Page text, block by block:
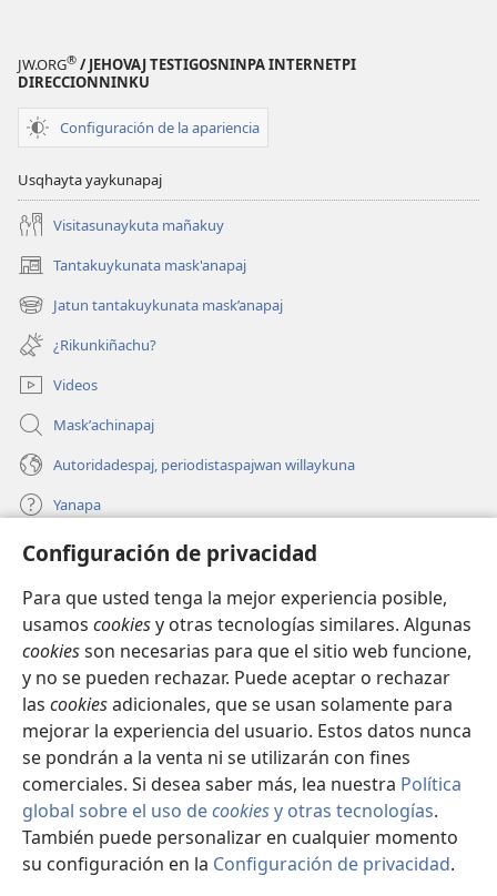
Configuración de privacidad
Para que usted tenga la mejor experiencia posible,
usamos cookiesy otras tecnologías similares. Algunas
cookiesson necesarias para que el sitio web funcione,
y no se pueden rechazar. Puede aceptar o rechazar
las cookiesadicionales, que se usan solamente para
mejorar la experiencia del usuario. Estos datos nunca
se pondrán a la venta ni se utilizarán con fines
comerciales. Si desea saber más, lea nuestra Política
global sobre el uso decookiesy otras tecnologías.
También puede personalizar en cualquier momento
su configuración en la Configuración de privacidad.
JW.ORG® / JEHOVAJ TESTIGOSNINPA INTERNETPI
DIRECCIONNINKU
Configuración de la apariencia
Usqhayta yaykunapaj
Visitasunaykuta mañakuy
Tantakuykunata mask'anapaj
(opens
new
window)
Jatun tantakuykunata mask’anapaj
(opens
new
window)
¿Rikunkiñachu?
Videos
Maskʼachinapaj
Autoridadespaj, periodistaspajwan willaykuna
Yanapa
Donaciones
new
window)INTERNETPI BIBLIOTECA Watchtower™
(opens
new
window)JW Hub
(opens
new
window)JW Library ®
Copyright© 2026 Watch Tower Bible and Tract Society of Pennsylvania.
CONDICIONES DE USO|POLÍTICA DE PRIVACIDAD|
CONFIGURACIÓN DE PRIVACIDAD